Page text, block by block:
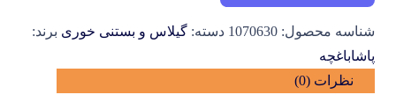
شناسه محصول: 1070630 دسته: گیلاس و بستنی خوری برند:
پاشاباغچه
نظرات (0)